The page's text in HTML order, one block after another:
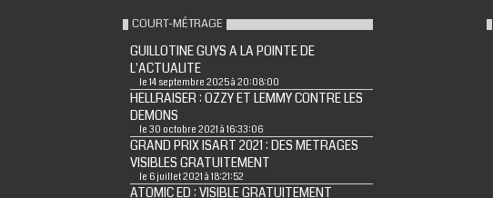
COURT-MÉTRAGE
GUILLOTINE GUYS A LA POINTE DE
L'ACTUALITE
le 14 septembre 2025 à 20:08:00
HELLRAISER : OZZY ET LEMMY CONTRE LES
DEMONS
le 30 octobre 2021 à 16:33:06
GRAND PRIX ISART 2021 : DES METRAGES
VISIBLES GRATUITEMENT
le 6 juillet 2021 à 18:21:52
ATOMIC ED : VISIBLE GRATUITEMENT